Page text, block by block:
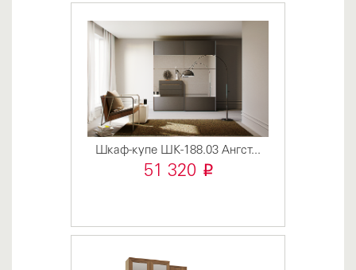
Шкаф-купе ШК-188.03 Ангст...
51 320 i